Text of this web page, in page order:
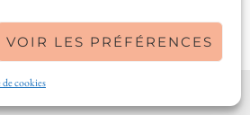
VOIR LES PRÉFÉRENCES
cookies
Vous êtes au bon
initié·e. !